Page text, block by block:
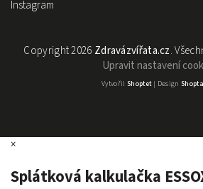
Instagram
Copyright 2026 Zdravázvířata.cz.
Upravit nastavení
Vytvořil Shoptet| Design
×
Splátková kalkulačka